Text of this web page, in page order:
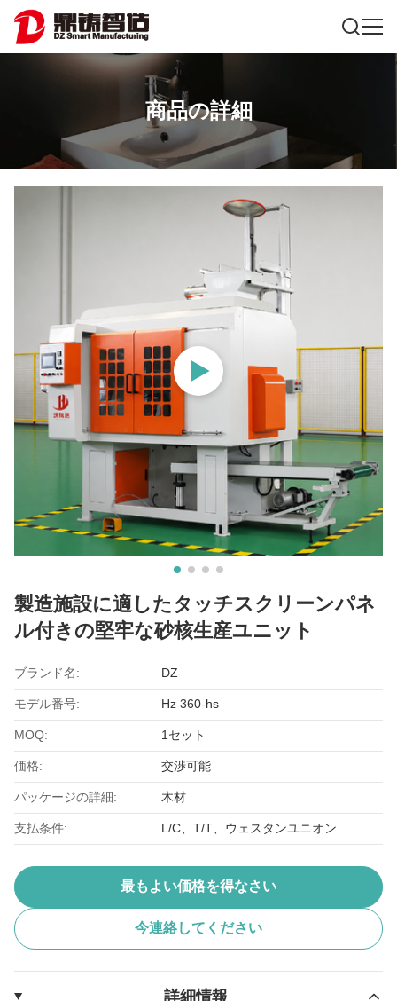
商品の詳細
製造施設に適したタッチスクリーンパネ
ル付きの堅牢な砂核生産ユニット
ブランド名: DZ
モデル番号: Hz 360-hs
MOQ: 1セット
価格: 交渉可能
パッケージの詳細: 木材
支払条件: L/C、T/T、ウェスタンユニオン
最もよい価格を得なさい
今連絡してください
詳細情報